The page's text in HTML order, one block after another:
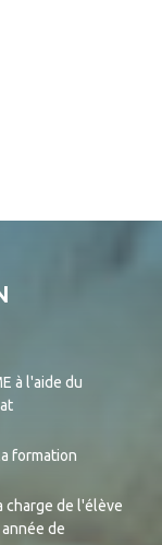
à l'aide du
formation
charge de l'élève
de